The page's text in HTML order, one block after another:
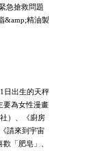
急搶救問題
&amp;精油製
日出生的天秤
要為女性漫畫
）、《廚房
請來到宇宙
「肥皂」、